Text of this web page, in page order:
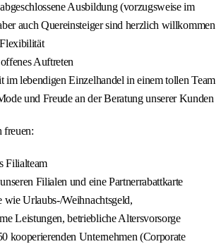
Ausbildung (vorzugsweise im
auch Quereinsteiger sind herzlich willkommen
Auftreten
im lebendigen Einzelhandel in einem tollen Team
und Freude an der Beratung unserer Kunden
freuen:
Filialteam
Filialen und eine Partnerrabattkarte
wie Urlaubs-/Weihnachtsgeld,
Leistungen, betriebliche Altersvorsorge
kooperierenden Unternehmen (Corporate